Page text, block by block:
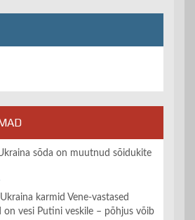
sõda on muutnud sõidukite
karmid Vene-vastased
on vesi Putini veskile – põhjus võib